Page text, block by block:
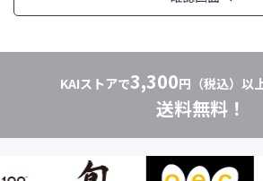
KAIストアで3,300円（税込）以
送料無料！